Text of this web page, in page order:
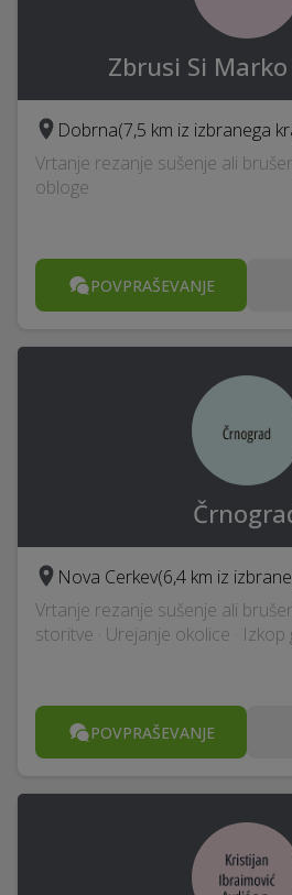
Zbrusi Si
Dobrna(7,5 km iz izbranega
Vrtanje rezanje sušenje ali
obloge
POVPRAŠEVANJE
Nova Cerkev(6,4 km iz
Vrtanje rezanje sušenje ali
storitve · Urejanje okolice ·
POVPRAŠEVANJE